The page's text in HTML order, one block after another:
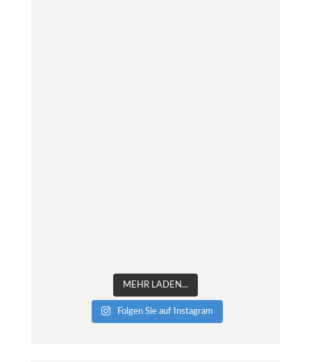
MEHR LADEN...
Folgen Sie auf Instagram